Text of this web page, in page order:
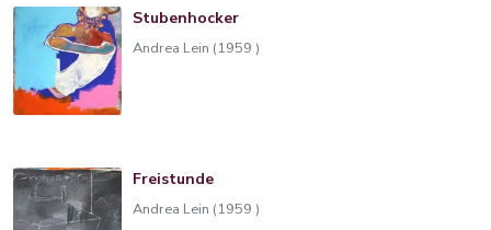
Stubenhocker
Andrea Lein (1959 )
Freistunde
Andrea Lein (1959 )